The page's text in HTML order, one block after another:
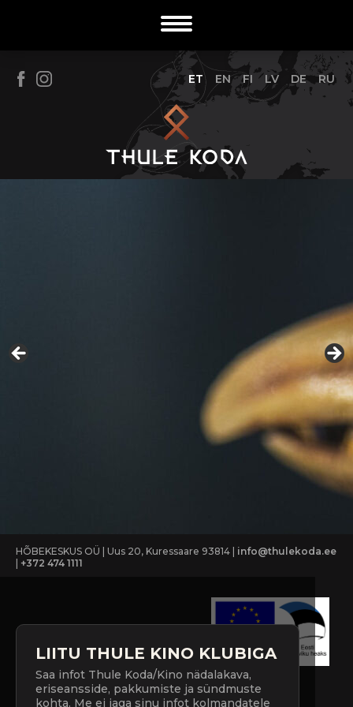
ET EN FI LV DE RU
HÕBEKESKUS OÜ | Uus 20, Kuressaare 93814 | info@thulekoda.ee
| +372 474 1111
LIITU THULE KINO KLUBIGA
Saa infot Thule Koda/Kino nädalakava,
eriseansside, pakkumiste ja sündmuste
kohta. Me ei jaga sinu infot kolmandatele